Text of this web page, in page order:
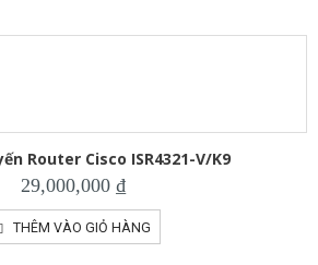
Router Cisco ISR4321-V/K9
29,000,000 ₫
THÊM VÀO GIỎ HÀNG